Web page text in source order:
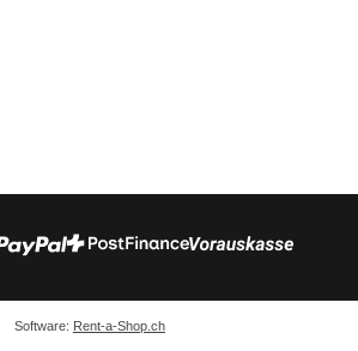
Software: Rent-a-Shop.ch